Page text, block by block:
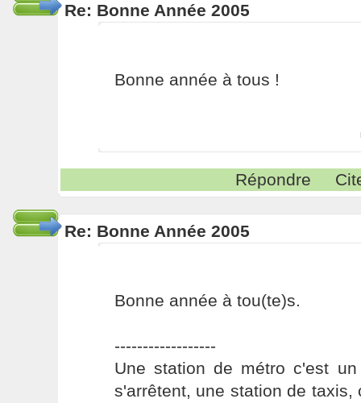
Re: Bonne Année 2005
Bonne année à tous !
Répondre
Re: Bonne Année 2005
Bonne année à tou(te)s.
------------------
Une station de métro c'est
s'arrêtent, une station de taxis,